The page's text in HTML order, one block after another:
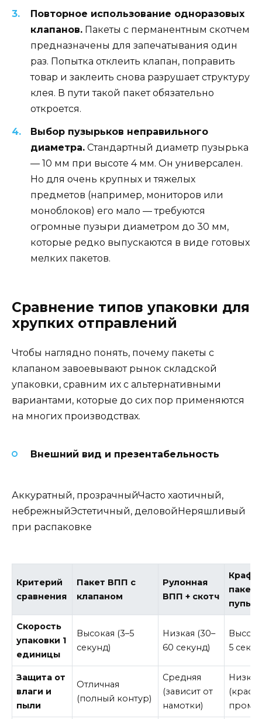
Повторное использование одноразовых
клапанов. Пакеты с перманентным скотчем
предназначены для запечатывания один
раз. Попытка отклеить клапан, поправить
товар и заклеить снова разрушает структуру
клея. В пути такой пакет обязательно
откроется.
Выбор пузырьков неправильного
диаметра. Стандартный диаметр пузырька
— 10 мм при высоте 4 мм. Он универсален.
Но для очень крупных и тяжелых
предметов (например, мониторов или
моноблоков) его мало — требуются
огромные пузыри диаметром до 30 мм,
которые редко выпускаются в виде готовых
мелких пакетов.
Сравнение типов упаковки для
хрупких отправлений
Чтобы наглядно понять, почему пакеты с
клапаном завоевывают рынок складской
упаковки, сравним их с альтернативными
вариантами, которые до сих пор применяются
на многих производствах.
Внешний вид и презентабельность
Аккуратный, прозрачныйЧасто хаотичный,
небрежныйЭстетичный, деловойНеряшливый
при распаковке
Критерий
сравнения
Пакет ВПП с
клапаном
Рулонная
ВПП + скотч
пакет
Скорость
упаковки 1
единицы
Высокая (3–5
секунд)
Низкая (30–
60 секунд)
5
Защита от
влаги и
пыли
Отличная
(полный контур)
Средняя
(зависит от
намотки)
Низкая
(крафт